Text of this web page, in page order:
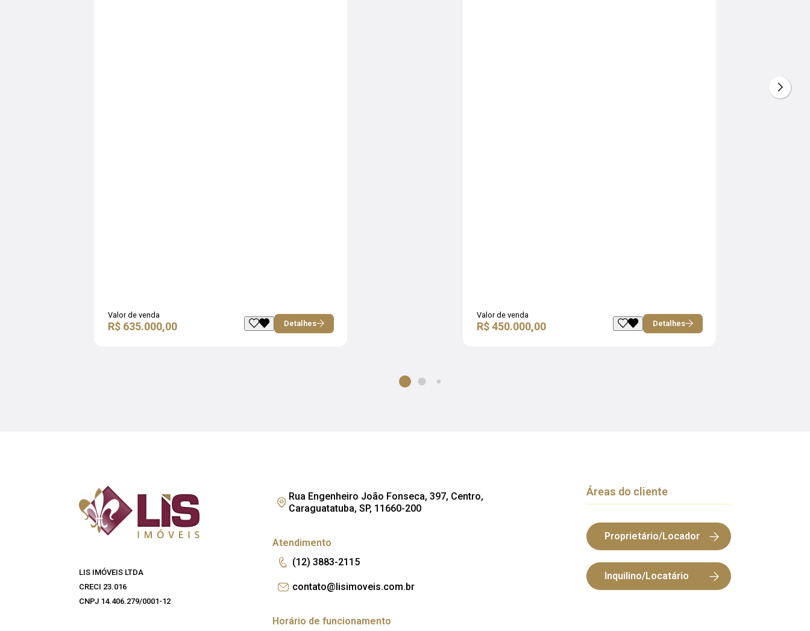
Valor de venda
R$ 635.000,00 Detalhes
Valor de venda
R$ 450.000,00 Detalhes
LIS IMÓVEIS LTDA
CRECI 23.016
CNPJ 14.406.279/0001-12
Rua Engenheiro João Fonseca, 397, Centro,
Caraguatatuba, SP, 11660-200
Atendimento
(12) 3883-2115
contato@lisimoveis.com.br
Horário de funcionamento
Áreas do cliente
Proprietário/Locador
Inquilino/Locatário